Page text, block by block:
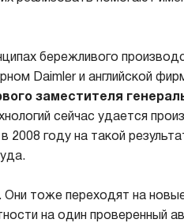
бережливого
Daimler и английской
заместителя
сейчас удается
2008 году на такой
тоже переходят на
на один проверенный